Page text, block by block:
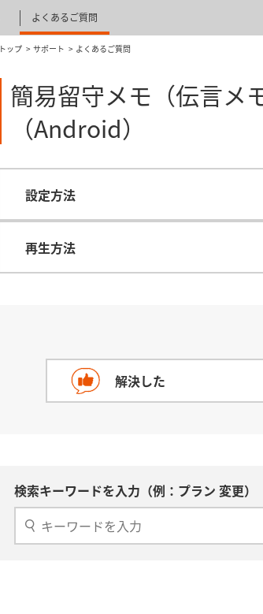
よくあるご質問
トップ サポート よくあるご質問
簡易留守メモ（伝言メ
（Android）
設定方法
再生方法
解決した
検索キーワードを入力（例：プラン 変更）